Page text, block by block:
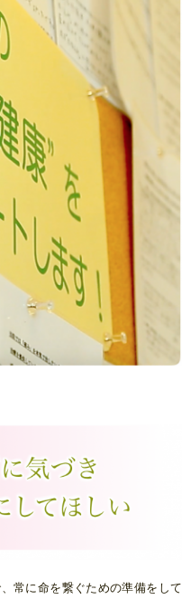
常に命を繋ぐための準備をして